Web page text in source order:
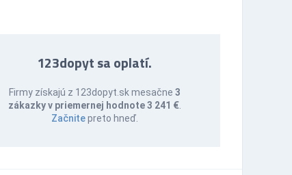
123dopyt sa oplatí.
Firmy získajú z 123dopyt.sk mesačne 3
zákazky v priemernej hodnote 3 241 €.
Začnitepreto hneď.